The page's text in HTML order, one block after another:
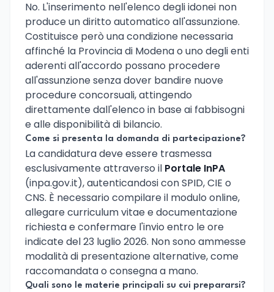
No. L'inserimento nell'elenco degli idonei non
produce un diritto automatico all'assunzione.
Costituisce però una condizione necessaria
affinché la Provincia di Modena o uno degli enti
aderenti all'accordo possano procedere
all'assunzione senza dover bandire nuove
procedure concorsuali, attingendo
direttamente dall'elenco in base ai fabbisogni
e alle disponibilità di bilancio.
Come si presenta la domanda di partecipazione?
La candidatura deve essere trasmessa
esclusivamente attraverso il Portale InPA
(inpa.gov.it), autenticandosi con SPID, CIE o
CNS. È necessario compilare il modulo online,
allegare curriculum vitae e documentazione
richiesta e confermare l'invio entro le ore
indicate del 23 luglio 2026. Non sono ammesse
modalità di presentazione alternative, come
raccomandata o consegna a mano.
Quali sono le materie principali su cui prepararsi?